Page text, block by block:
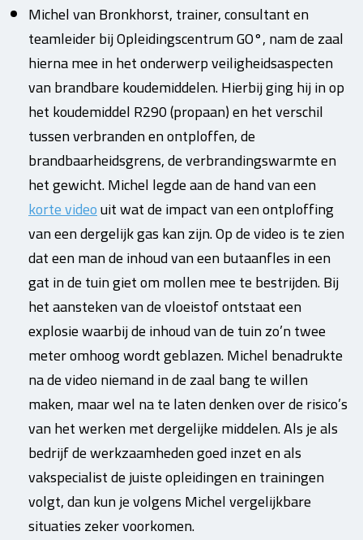
Michel van Bronkhorst, trainer, consultant en
teamleider bij Opleidingscentrum GO°, nam de zaal
hierna mee in het onderwerp veiligheidsaspecten
van brandbare koudemiddelen. Hierbij ging hij in op
het koudemiddel R290 (propaan) en het verschil
tussen verbranden en ontploffen, de
brandbaarheidsgrens, de verbrandingswarmte en
het gewicht. Michel legde aan de hand van een
korte videouit wat de impact van een ontploffing
van een dergelijk gas kan zijn. Op de video is te zien
dat een man de inhoud van een butaanfles in een
gat in de tuin giet om mollen mee te bestrijden. Bij
het aansteken van de vloeistof ontstaat een
explosie waarbij de inhoud van de tuin zo’n twee
meter omhoog wordt geblazen. Michel benadrukte
na de video niemand in de zaal bang te willen
maken, maar wel na te laten denken over de risico’s
van het werken met dergelijke middelen. Als je als
bedrijf de werkzaamheden goed inzet en als
vakspecialist de juiste opleidingen en trainingen
volgt, dan kun je volgens Michel vergelijkbare
situaties zeker voorkomen.